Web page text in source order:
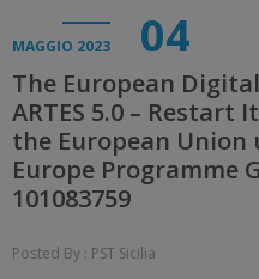
MAGGIO 2023 04
The European
ARTES 5.0 – Restart
the European
Europe Programme
101083759
Posted By : PST Sicilia